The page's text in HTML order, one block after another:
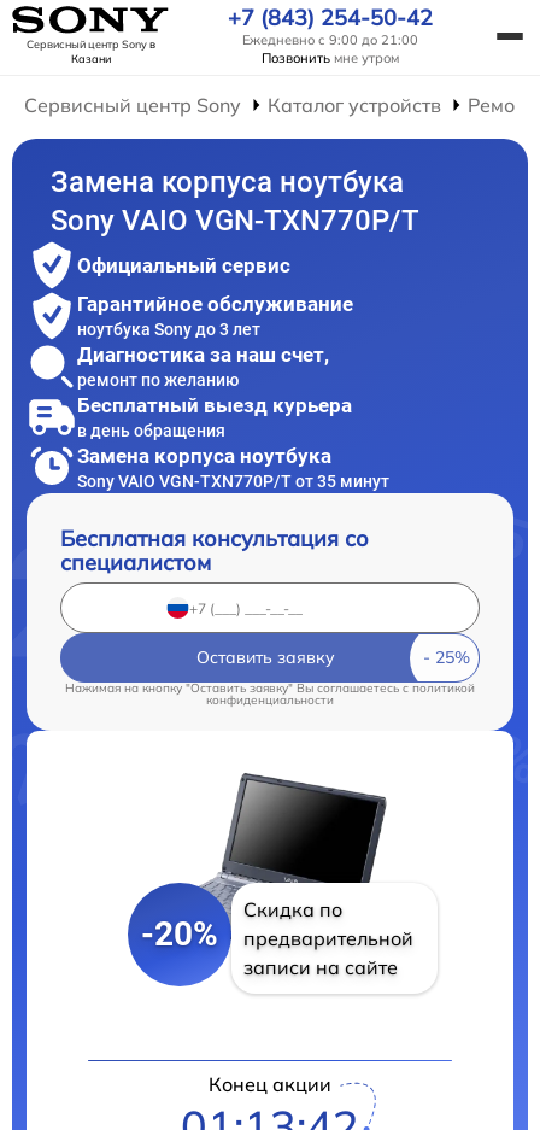
Сервисный центр Sonyв
Казани
+7 (843) 254-50-42
Ежедневно с 9:00 до 21:00
Позвонить мне утром
Сервисный центр Sony Каталог устройств
Замена корпуса ноутбука
Sony VAIO VGN-TXN770P/T
Официальный сервис
Гарантийное обслуживание
ноутбука Sony до 3 лет
Диагностика за наш счет,
ремонт по желанию
Бесплатный выезд курьера
в день обращения
Замена корпуса ноутбука
Sony VAIO VGN-TXN770P/T от 35 минут
Бесплатная консультация со
специалистом
Оставить заявку
Нажимая на кнопку "Оставить заявку" Вы соглашаетесь cполитикой
конфиденциальности
-20%
Скидка по
предварительной
записи на сайте
Конец акции